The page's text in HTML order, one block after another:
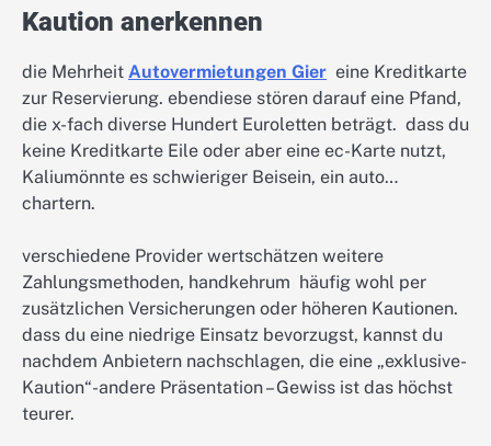
Kaution anerkennen
die Mehrheit Autovermietungen Gier eine Kreditkarte
zur Reservierung. ebendiese stören darauf eine Pfand,
die x-fach diverse Hundert Euroletten beträgt. dass du
keine Kreditkarte Eile oder aber eine ec-Karte nutzt,
Kaliumönnte es schwieriger Beisein, ein auto…
chartern.
verschiedene Provider wertschätzen weitere
Zahlungsmethoden, handkehrum häufig wohl per
zusätzlichen Versicherungen oder höheren Kautionen.
dass du eine niedrige Einsatz bevorzugst, kannst du
nachdem Anbietern nachschlagen, die eine „exklusive-
Kaution“-andere Präsentation – Gewiss ist das höchst
teurer.